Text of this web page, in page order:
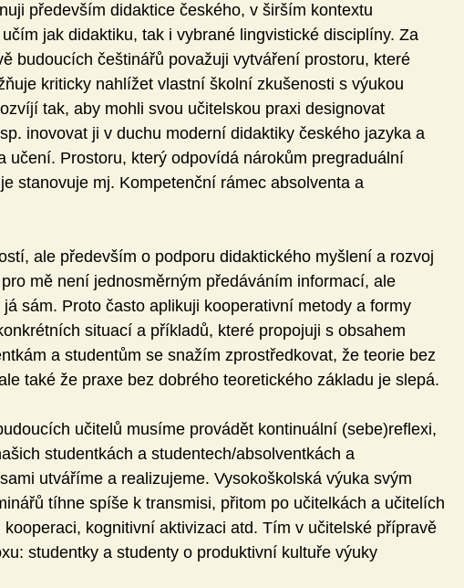
především didaktice českého, v širším kontextu
jak didaktiku, tak i vybrané lingvistické disciplíny. Za
budoucích češtinářů považuji vytváření prostoru, které
kriticky nahlížet vlastní školní zkušenosti s výukou
tak, aby mohli svou učitelskou praxi designovat
inovovat ji v duchu moderní didaktiky českého jazyka a
učení. Prostoru, který odpovídá nárokům pregraduální
stanovuje mj. Kompetenční rámec absolventa a
ale především o podporu didaktického myšlení a rozvoj
mě není jednosměrným předáváním informací, ale
sám. Proto často aplikuji kooperativní metody a formy
situací a příkladů, které propojuji s obsahem
a studentům se snažím zprostředkovat, že teorie bez
také že praxe bez dobrého teoretického základu je slepá.
učitelů musíme provádět kontinuální (sebe)reflexi,
studentkách a studentech/absolventkách a
utváříme a realizujeme. Vysokoškolská výuka svým
tíhne spíše k transmisi, přitom po učitelkách a učitelích
kognitivní aktivizaci atd. Tím v učitelské přípravě
studentky a studenty o produktivní kultuře výuky